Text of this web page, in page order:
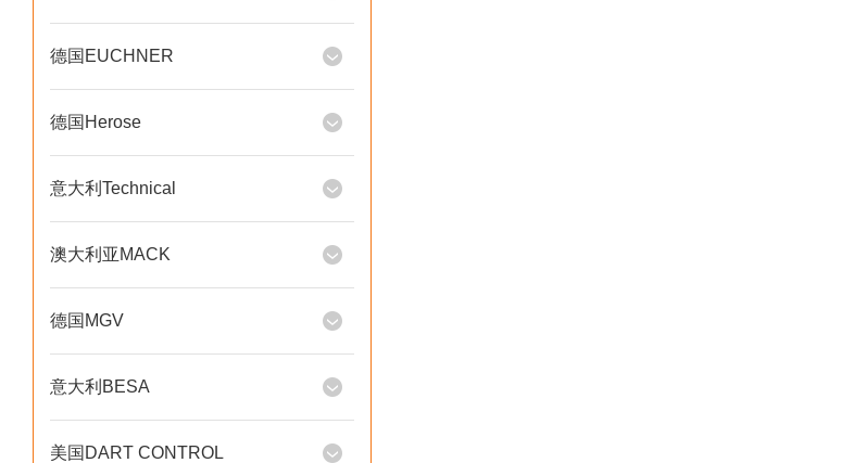
德国EUCHNER
德国Herose
意大利Technical
澳大利亚MACK
德国MGV
意大利BESA
美国DART CONTROL